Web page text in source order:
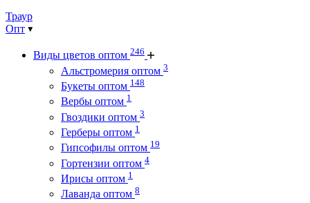
Траур
Опт
Виды цветов оптом 246
Альстромерия оптом 3
Букеты оптом 148
Вербы оптом 1
Гвоздики оптом 3
Герберы оптом 1
Гипсофилы оптом 19
Гортензии оптом 4
Ирисы оптом 1
Лаванда оптом 8